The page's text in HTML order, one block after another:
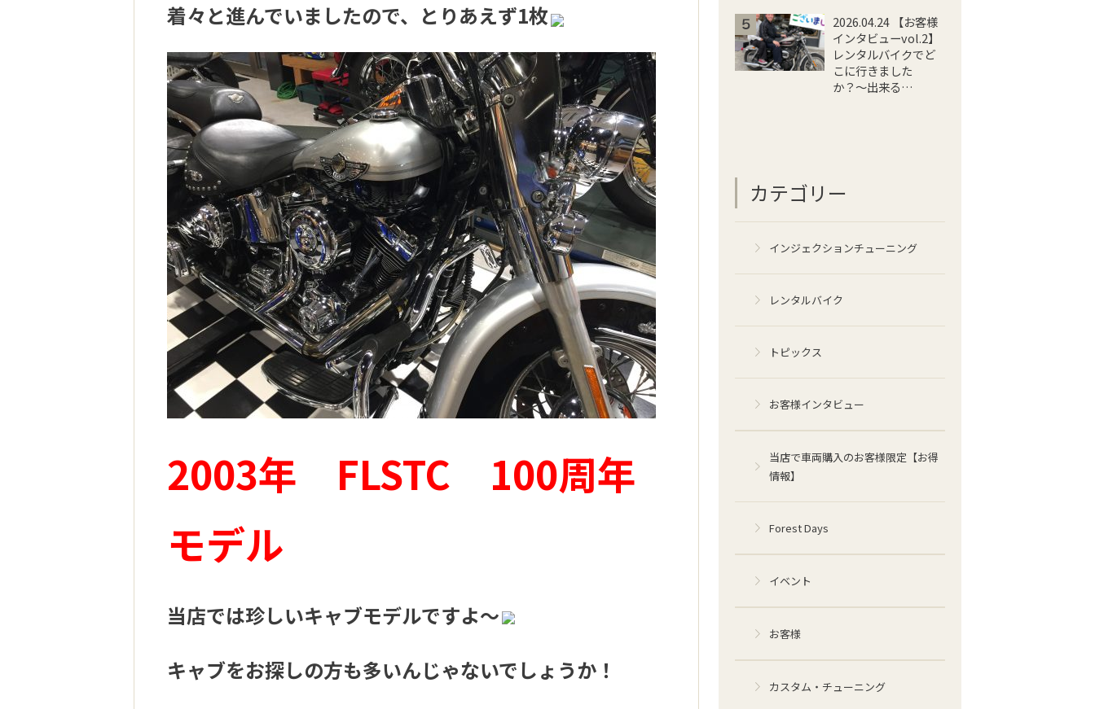
着々と進んでいましたので、とりあえず1枚
2003年 FLSTC 100周年
モデル
当店では珍しいキャブモデルですよ～
キャブをお探しの方も多いんじゃないでしょうか！
2026.04.24 【お客様
インタビューvol.2】
レンタルバイクでど
こに行きました
か？〜出来る…
カテゴリー
インジェクションチューニング
レンタルバイク
トピックス
お客様インタビュー
当店で車両購入のお客様限定【お得
情報】
Forest Days
イベント
お客様
カスタム・チューニング